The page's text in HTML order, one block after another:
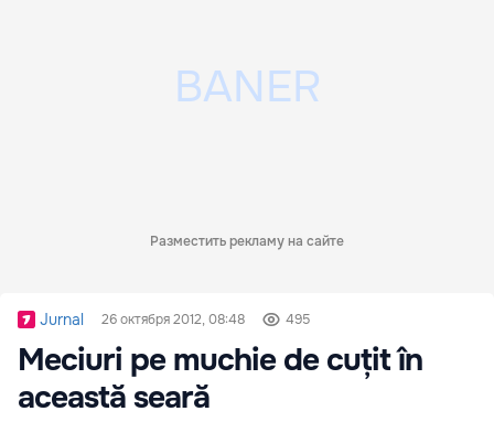
Разместить рекламу на сайте
Jurnal 26 октября 2012, 08:48 495
Meciuri pe muchie de cuțit în
această seară